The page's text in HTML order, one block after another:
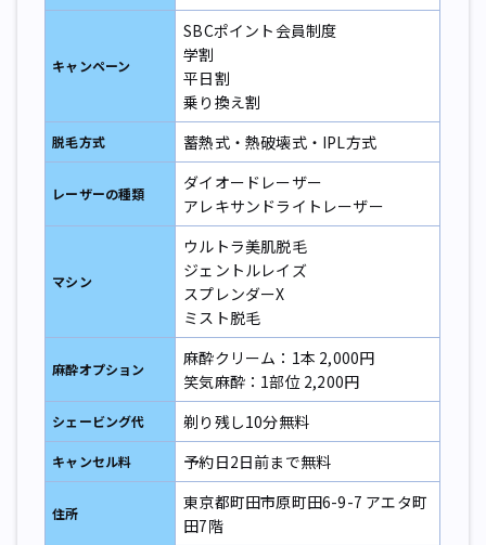
キャンペーン
SBCポイント会員制度
学割
平日割
乗り換え割
脱毛方式 蓄熱式・熱破壊式・IPL方式
レーザーの種類
ダイオードレーザー
アレキサンドライトレーザー
マシン
ウルトラ美肌脱毛
ジェントルレイズ
スプレンダーX
ミスト脱毛
麻酔オプション
麻酔クリーム：1本 2,000円
笑気麻酔：1部位 2,200円
シェービング代 剃り残し10分無料
キャンセル料 予約日2日前まで無料
住所
東京都町田市原町田6-9-7 アエタ町
田7階